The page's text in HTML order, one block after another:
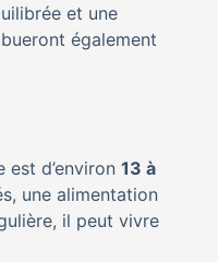
et une
également
est d’environ 13 à
une alimentation
il peut vivre